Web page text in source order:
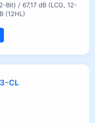
Bit) / 67,17 dB (LCG, 12-
(12HL)
CL